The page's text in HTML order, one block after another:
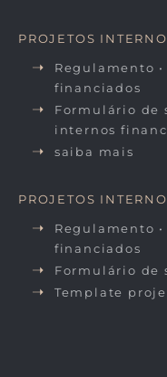
PROJETOS
Regulamento
financiados
Formulário de
internos
saiba mais
PROJETOS
Regulamento
financiados
Formulário de
Template